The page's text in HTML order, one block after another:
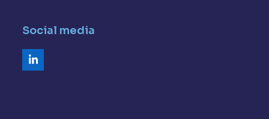
Social media
LinkedIn